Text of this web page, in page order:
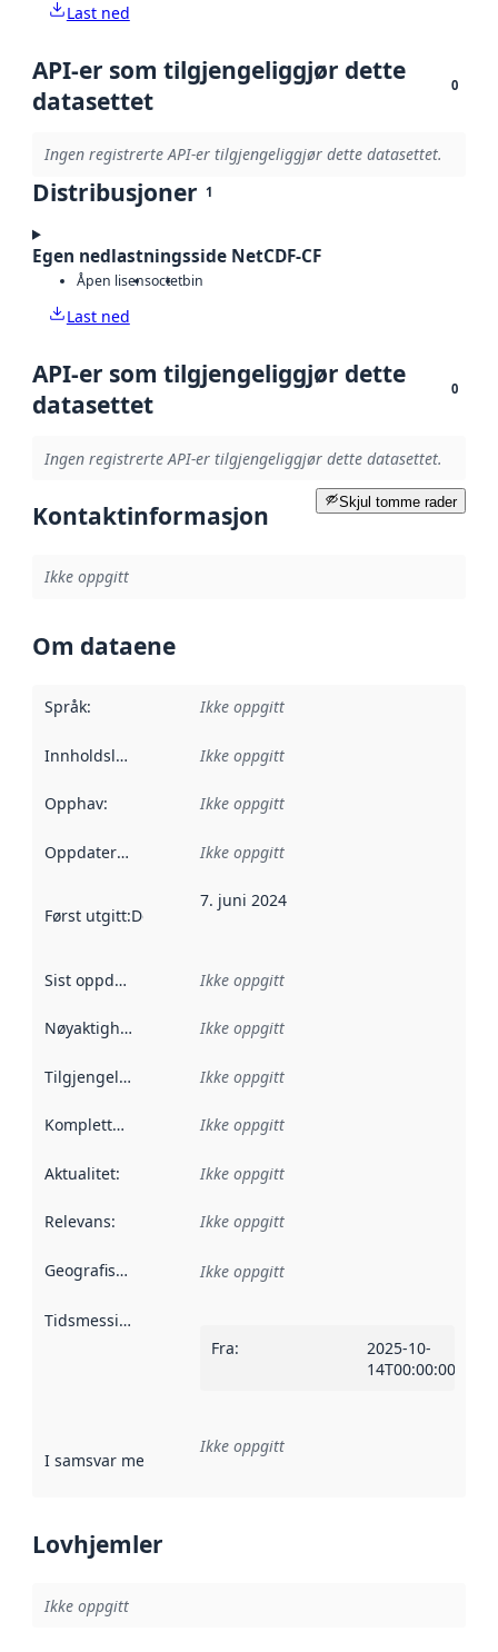
Last ned
API-er som tilgjengeliggjør dette
datasettet
0
Ingen registrerte API-er tilgjengeliggjør dette datasettet.
Distribusjoner 1
Egen nedlastningsside NetCDF-CF
Åpen lisensoctetbin
Last ned
API-er som tilgjengeliggjør dette
datasettet
0
Ingen registrerte API-er tilgjengeliggjør dette datasettet.
Skjul tomme rader
Kontaktinformasjon
Ikke oppgitt
Om dataene
Språk: Ikke oppgitt
Innholdsleverandører :
Ikke oppgitt
Opphav: Ikke oppgitt
Oppdateringsfrekvens :
Ikke oppgitt
Først utgitt:Denne datoen sier når dataene i dette
7. juni 2024
Sist oppdatert Ikke oppgitt
Nøyaktighet Ikke oppgitt
Tilgjengelighet Ikke oppgitt
Kompletthet Ikke oppgitt
Aktualitet: Ikke oppgitt
Relevans: Ikke oppgitt
Geografisk avgrensning :
Ikke oppgitt
Tidsmessig avgrensning
Fra:
2025-10-
14T00:00:00Z
I samsvar med Referanse til en implementasjonsregel
Ikke oppgitt
Lovhjemler
Ikke oppgitt